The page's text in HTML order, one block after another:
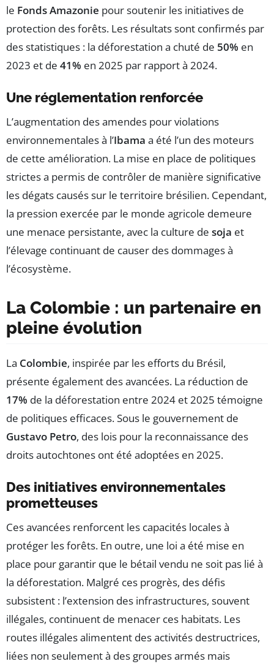
le Fonds Amazonie pour soutenir les initiatives de
protection des forêts. Les résultats sont confirmés par
des statistiques : la déforestation a chuté de 50% en
2023 et de 41% en 2025 par rapport à 2024.
Une réglementation renforcée
L’augmentation des amendes pour violations
environnementales à l’Ibama a été l’un des moteurs
de cette amélioration. La mise en place de politiques
strictes a permis de contrôler de manière significative
les dégats causés sur le territoire brésilien. Cependant,
la pression exercée par le monde agricole demeure
une menace persistante, avec la culture de soja et
l’élevage continuant de causer des dommages à
l’écosystème.
La Colombie : un partenaire en
pleine évolution
La Colombie, inspirée par les efforts du Brésil,
présente également des avancées. La réduction de
17% de la déforestation entre 2024 et 2025 témoigne
de politiques efficaces. Sous le gouvernement de
Gustavo Petro, des lois pour la reconnaissance des
droits autochtones ont été adoptées en 2025.
Des initiatives environnementales
prometteuses
Ces avancées renforcent les capacités locales à
protéger les forêts. En outre, une loi a été mise en
place pour garantir que le bétail vendu ne soit pas lié à
la déforestation. Malgré ces progrès, des défis
subsistent : l’extension des infrastructures, souvent
illégales, continuent de menacer ces habitats. Les
routes illégales alimentent des activités destructrices,
liées non seulement à des groupes armés mais